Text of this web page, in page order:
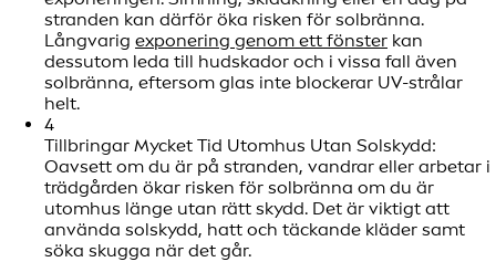
stranden kan därför öka risken för solbränna.
Långvarig exponering genom ett fönster kan
dessutom leda till hudskador och i vissa fall även
solbränna, eftersom glas inte blockerar UV-strålar
helt.
4
Tillbringar Mycket Tid Utomhus Utan Solskydd:
Oavsett om du är på stranden, vandrar eller arbetar i
trädgården ökar risken för solbränna om du är
utomhus länge utan rätt skydd. Det är viktigt att
använda solskydd, hatt och täckande kläder samt
söka skugga när det går.